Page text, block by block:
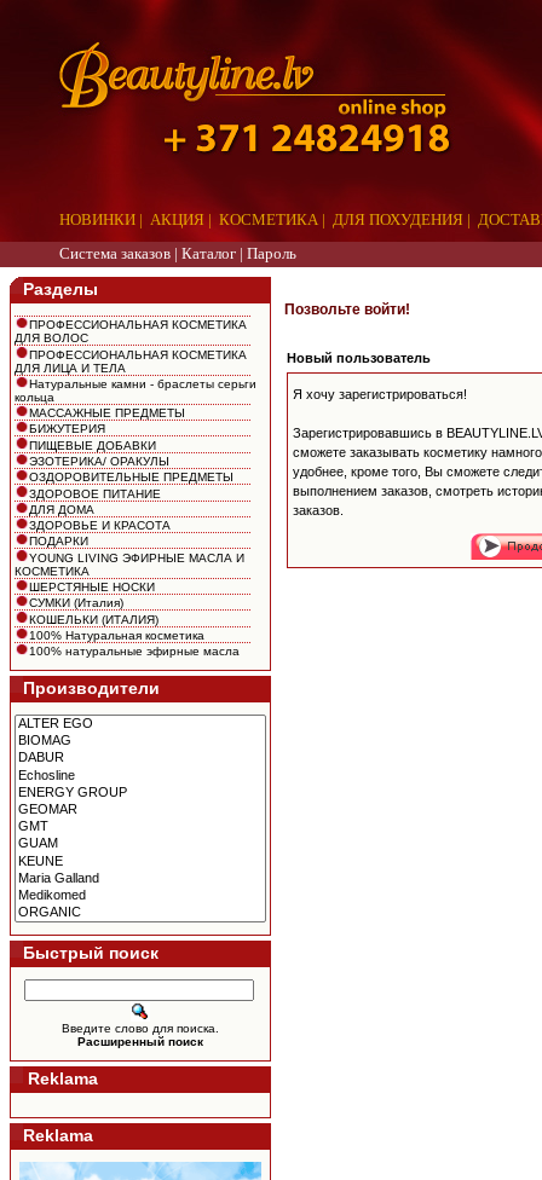
НОВИНКИ | АКЦИЯ | КОСМЕТИКА | ДЛЯ ПОХУДЕНИЯ |
Система заказов | Каталог | Пароль
Разделы
ПРОФЕССИОНАЛЬНАЯ КОСМЕТИКА
ДЛЯ ВОЛОС
ПРОФЕССИОНАЛЬНАЯ КОСМЕТИКА
ДЛЯ ЛИЦА И ТЕЛА
Натуральные камни - браслеты серьги
кольца
МАССАЖНЫЕ ПРЕДМЕТЫ
БИЖУТЕРИЯ
ПИЩЕВЫЕ ДОБАВКИ
ЭЗОТЕРИКА/ ОРАКУЛЫ
ОЗДОРОВИТЕЛЬНЫЕ ПРЕДМЕТЫ
ЗДОРОВОЕ ПИТАНИЕ
ДЛЯ ДОМА
ЗДОРОВЬЕ И КРАСОТА
ПОДАРКИ
YOUNG LIVING ЭФИРНЫЕ МАСЛА И
КОСМЕТИКА
ШЕРСТЯНЫЕ НОСКИ
СУМКИ (Италия)
КОШЕЛЬКИ (ИТАЛИЯ)
100% Натуральная косметика
100% натуральные эфирные масла
Производители
Быстрый поиск
Введите слово для поиска.
Расширенный поиск
Reklama
Reklama
Позвольте войти!
Новый пользователь
Я хочу зарегистрироваться!
Зарегистрировавшись в
сможете заказывать косметику
удобнее, кроме того, Вы сможете
выполнением заказов, смотреть
заказов.